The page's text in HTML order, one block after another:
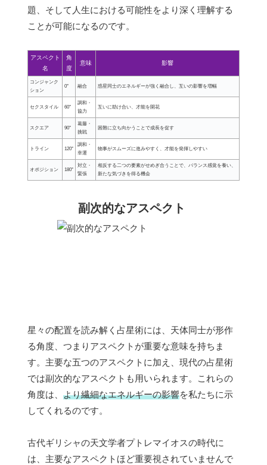
題、そして人生における可能性をより深く理解する
ことが可能になるのです。
アスペクト
名
角
度
意味 影響
コンジャンク
ション
0° 融合 惑星同士のエネルギーが強く融合し、互いの影響を増幅
セクスタイル 60°
調和・
協力
互いに助け合い、才能を開花
スクエア 90°
葛藤・
挑戦
困難に立ち向かうことで成長を促す
トライン 120°
調和・
幸運
物事がスムーズに進みやすく、才能を発揮しやすい
オポジション 180°
対立・
緊張
相反する二つの要素がせめぎ合うことで、バランス感覚を養い、
新たな気づきを得る機会
副次的なアスペクト
星々の配置を読み解く占星術には、天体同士が形作
る角度、つまりアスペクトが重要な意味を持ちま
す。主要な五つのアスペクトに加え、現代の占星術
では副次的なアスペクトも用いられます。これらの
角度は、 より繊細なエネルギーの影響を私たちに示
してくれるのです。
古代ギリシャの天文学者プトレマイオスの時代に
は、主要なアスペクトほど重要視されていませんで